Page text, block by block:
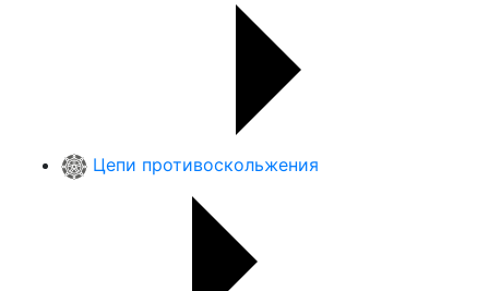
Цепи противоскольжения